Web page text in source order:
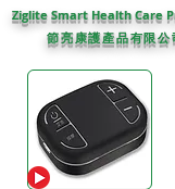
Ziglite Smart Health Care
節亮康護產品有限公